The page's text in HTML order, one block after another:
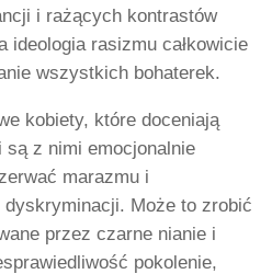
i rażących kontrastów
ideologia rasizmu całkowicie
wszystkich bohaterek.
kobiety, które doceniają
są z nimi emocjonalnie
marazmu i
Może to zrobić
przez czarne nianie i
pokolenie,